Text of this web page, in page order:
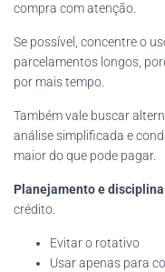
compra com atenção.
Se possível, concentre o
parcelamentos longos,
por mais tempo.
Também vale buscar
análise simplificada e
maior do que pode pagar.
Planejamento e disciplina
crédito.
Evitar o rotativo
Usar apenas para